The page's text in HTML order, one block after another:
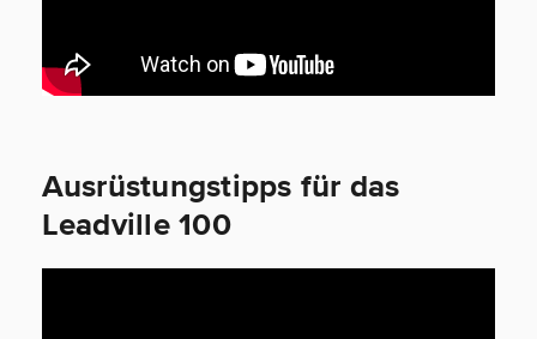
Ausrüstungstipps für das
Leadville 100